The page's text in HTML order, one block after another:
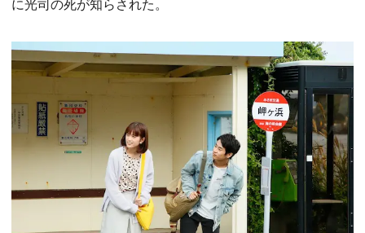
に光司の死が知らされた。